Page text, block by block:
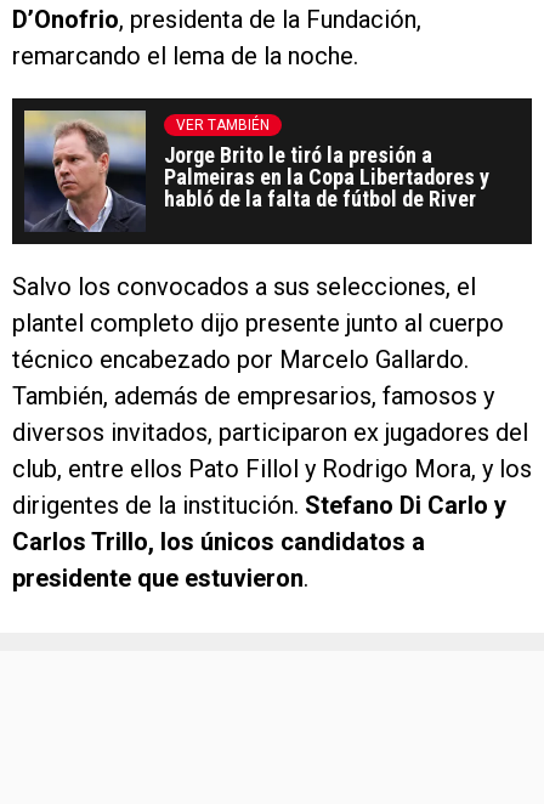
D’Onofrio, presidenta de la Fundación,
remarcando el lema de la noche.
VER TAMBIÉN
Jorge Brito le tiró la presión a
Palmeiras en la Copa Libertadores y
habló de la falta de fútbol de River
Salvo los convocados a sus selecciones, el
plantel completo dijo presente junto al cuerpo
técnico encabezado por Marcelo Gallardo.
También, además de empresarios, famosos y
diversos invitados, participaron ex jugadores del
club, entre ellos Pato Fillol y Rodrigo Mora, y los
dirigentes de la institución. Stefano Di Carlo y
Carlos Trillo, los únicos candidatos a
presidente que estuvieron.